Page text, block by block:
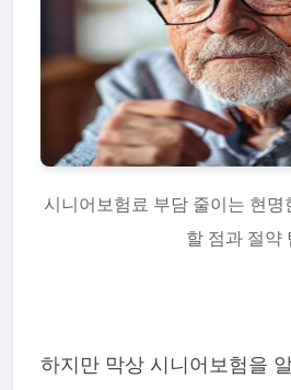
시니어보험료 부담 줄이는 현명
할 점과 절약
하지만 막상 시니어보험을